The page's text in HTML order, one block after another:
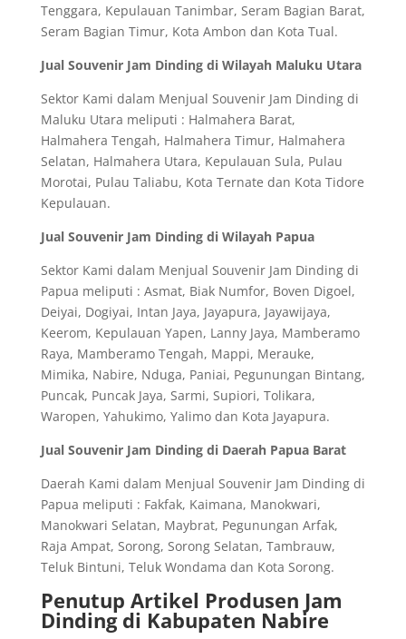
Tenggara, Kepulauan Tanimbar, Seram Bagian Barat,
Seram Bagian Timur, Kota Ambon dan Kota Tual.
Jual Souvenir Jam Dinding di Wilayah Maluku Utara
Sektor Kami dalam Menjual Souvenir Jam Dinding di
Maluku Utara meliputi : Halmahera Barat,
Halmahera Tengah, Halmahera Timur, Halmahera
Selatan, Halmahera Utara, Kepulauan Sula, Pulau
Morotai, Pulau Taliabu, Kota Ternate dan Kota Tidore
Kepulauan.
Jual Souvenir Jam Dinding di Wilayah Papua
Sektor Kami dalam Menjual Souvenir Jam Dinding di
Papua meliputi : Asmat, Biak Numfor, Boven Digoel,
Deiyai, Dogiyai, Intan Jaya, Jayapura, Jayawijaya,
Keerom, Kepulauan Yapen, Lanny Jaya, Mamberamo
Raya, Mamberamo Tengah, Mappi, Merauke,
Mimika, Nabire, Nduga, Paniai, Pegunungan Bintang,
Puncak, Puncak Jaya, Sarmi, Supiori, Tolikara,
Waropen, Yahukimo, Yalimo dan Kota Jayapura.
Jual Souvenir Jam Dinding di Daerah Papua Barat
Daerah Kami dalam Menjual Souvenir Jam Dinding di
Papua meliputi : Fakfak, Kaimana, Manokwari,
Manokwari Selatan, Maybrat, Pegunungan Arfak,
Raja Ampat, Sorong, Sorong Selatan, Tambrauw,
Teluk Bintuni, Teluk Wondama dan Kota Sorong.
Penutup Artikel Produsen Jam
Dinding di Kabupaten Nabire